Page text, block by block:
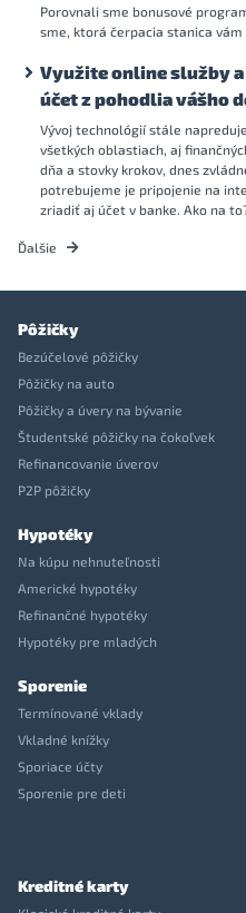
Porovnali sme bonusové
sme, ktorá čerpacia stanica
Využite online služby
účet z pohodlia vášho
Vývoj technológií stále
všetkých oblastiach, aj
dňa a stovky krokov, dnes
potrebujeme je pripojenie na
zriadiť aj účet v banke. Ako na
Ďalšie
Pôžičky
Bezúčelové pôžičky
Pôžičky na auto
Pôžičky a úvery na bývanie
Študentské pôžičky na čokoľvek
Refinancovanie úverov
P2P pôžičky
Hypotéky
Na kúpu nehnuteľnosti
Americké hypotéky
Refinančné hypotéky
Hypotéky pre mladých
Sporenie
Termínované vklady
Vkladné knížky
Sporiace účty
Sporenie pre deti
Kreditné karty